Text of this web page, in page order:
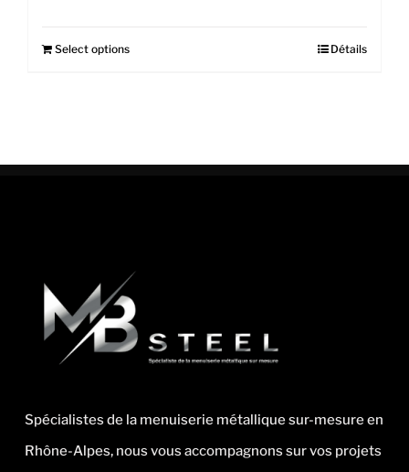
Select options Détails
Spécialistes de la menuiserie métallique sur-mesure en
Rhône-Alpes, nous vous accompagnons sur vos projets